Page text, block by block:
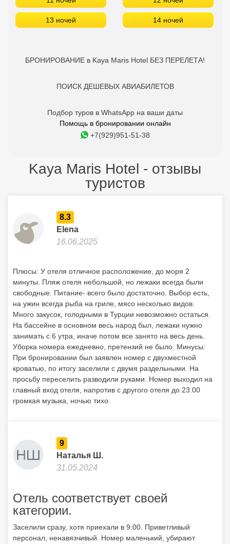
13 ночей 14 ночей
БРОНИРОВАНИЕ в Kaya Maris Hotel БЕЗ ПЕРЕЛЕТА!
ПОИСК ДЕШЕВЫХ АВИАБИЛЕТОВ
Подбор туров в WhatsApp на ваши даты
Помощь в бронировании онлайн
+7(929)951-51-38
Kaya Maris Hotel - отзывы
туристов
8.3
Elena
16.06.2025
Плюсы: У отеля отличное расположение, до моря 2
минуты. Пляж отеля небольшой, но лежаки всегда были
свободные. Питание- всего было достаточно. Выбор есть,
на ужин всегда рыба на гриле, мясо несколько видов.
Много закусок, голодными в Турции невозможно остаться.
На бассейне в основном весь народ был, лежаки нужно
занимать с 6 утра, иначе потом все занято на весь день.
Уборка номера ежедневно, претензий не было. Минусы:
При бронировании был заявлен номер с двухместной
кроватью, по итогу заселили с двумя раздельными. На
просьбу переселить разводили руками. Номер выходил на
главный вход отеля, напротив с другого отеля до 23.00
громкая музыка, ночью тихо.
9
Наталья Ш.
31.05.2024
Отель соответствует своей
категории.
Заселили сразу, хотя приехали в 9:00. Приветливый
персонал, ненавязчивый. Номер маленький, убирают